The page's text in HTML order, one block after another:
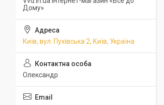
Дому»
Київ, вул. Пухівська 2, Київ, Україна
Олександр